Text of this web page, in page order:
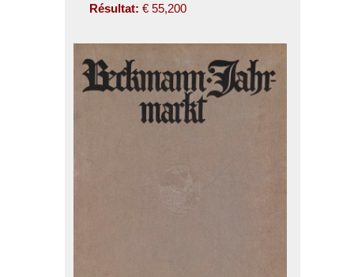
Résultat: € 55,200